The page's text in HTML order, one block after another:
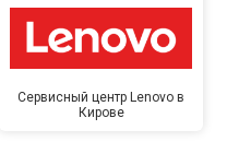
Сервисный центр Lenovo в
Кирове